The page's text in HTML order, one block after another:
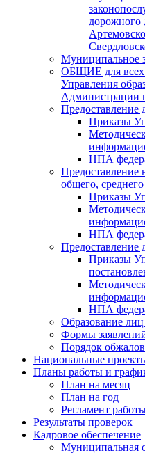
дорожного
Муниципальное
ОБЩИЕ для всех
Управления
Администрации
Предоставление
Приказы
НПА
Предоставление
общего,
Приказы
НПА
Предоставление
Приказы
НПА
Образование
Формы
Порядок
Национальные
Планы работы и
План на месяц
План на год
Регламент
Результаты проверок
Кадровое обеспечение
Муниципальная